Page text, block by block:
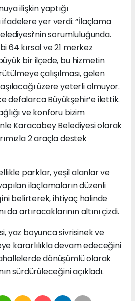
ilişkin yaptığı
yer verdi: “İlaçlama
sorumluluğunda.
64 kırsal ve 21 merkez
bir ilçede, bu hizmetin
çalışılması, gelen
üzere yeterli olmuyor.
defalarca Büyükşehir’e ilettik.
ve konforu bizim
Karacabey Belediyesi olarak
2 araçla destek
parklar, yeşil alanlar ve
ilaçlamaların düzenli
belirterek, ihtiyaç halinde
da artıracaklarının altını çizdi.
yaz boyunca sivrisinek ve
kararlılıkla devam edeceğini
dönüşümlü olarak
sürdürüleceğini açıkladı.